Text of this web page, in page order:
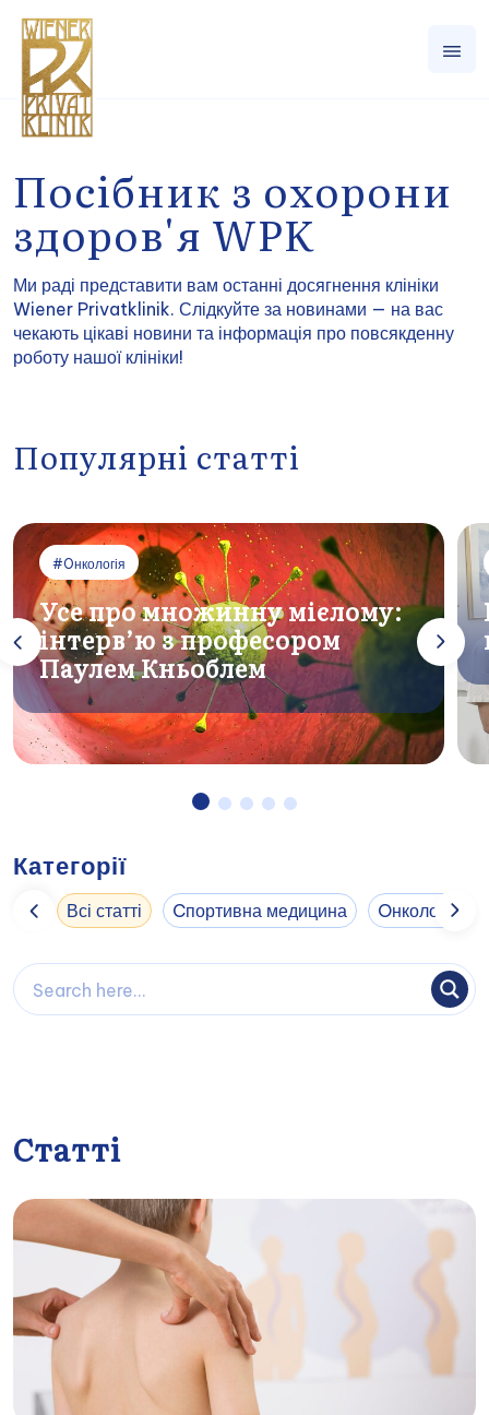
Посібник з охорони
здоров'я WPK
Ми раді представити вам останні досягнення клініки
Wiener Privatklinik. Слідкуйте за новинами — на вас
чекають цікаві новини та інформація про повсякденну
роботу нашої клініки!
Популярні статті
#Oнкологія
Усе про множинну мієлому:
інтерв’ю з професором
Паулем Кньоблем
Категорії
Всі статті Cпортивна медицина Oнкологія
Статті